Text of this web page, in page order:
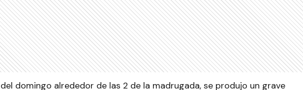
domingo alrededor de las 2 de la madrugada, se produjo un grave